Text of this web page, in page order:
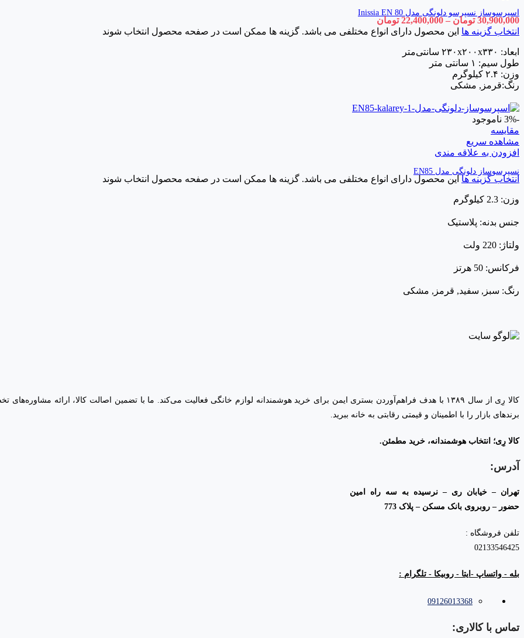
اسپرسوساز نسپرسو دلونگی مدل Inissia EN 80
30,900,000 تومان –
22,400,000 تومان
انتخاب گزینه ها این محصول دارای انواع مختلفی می باشد. گزینه ها ممکن است در صفحه محصول انتخاب شوند
ابعاد: ۲۳۰x۲۰۰x۳۳۰ سانتی‌متر
طول سیم: ۱ سانتی متر
وزن: ۲.۴ کیلوگرم
رنگ:قرمز, مشکی
-3%
ناموجود
مقایسه
مشاهده سریع
افزودن به علاقه مندی
نسپرسوساز دلونگی مدل EN85
انتخاب گزینه ها این محصول دارای انواع مختلفی می باشد. گزینه ها ممکن است در صفحه محصول انتخاب شوند
وزن: 2.3 کیلوگرم
جنس بدنه: پلاستیک
ولتاژ: 220 ولت
فرکانس: 50 هرتز
رنگ: سبز, سفید, قرمز, مشکی
کالا رِی از سال ۱۳۸۹ با هدف فراهم‌آوردن بستری ایمن برای خرید هوشمندانه لوازم خانگی فعالیت می‌کند. ما با تضمین اصالت کالا، ارائه
برندهای بازار را با اطمینان و قیمتی رقابتی به خانه‌ ببرید.
کالا رِی؛ انتخاب هوشمندانه، خرید مطمئن.
آدرس:
تهران – خیابان ری – نرسیده به سه راه امین
حضور – روبروی بانک مسکن – پلاک 773
تلفن فروشگاه :
02133546425
بله - واتساپ -ایتا - روبیکا - تلگرام :
09126013368
تماس با کالاری: